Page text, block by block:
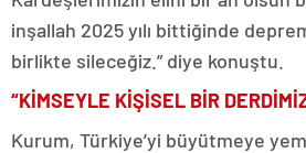
inşallah 2025 yılı bittiğinde
birlikte sileceğiz.” diye konuştu.
“KİMSEYLE KİŞİSEL BİR
Kurum, Türkiye’yi büyütmeye